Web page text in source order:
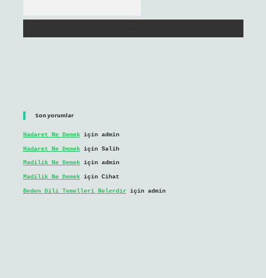
Son yorumlar
Hadaret Ne Demekiçin admin
Hadaret Ne Demekiçin Salih
Madilik Ne Demekiçin admin
Madilik Ne Demekiçin Cihat
Beden Dili Temelleri Nelerdiriçin admin